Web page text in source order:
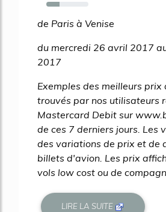
32%
de Paris à Venise
du mercredi 26 avril 2017
2017
Exemples des meilleurs
trouvés par nos utilisateurs
Mastercard Debit sur
de ces 7 derniers jours. Les
des variations de prix et de
billets d'avion. Les prix
vols low cost ou de
LIRE LA SUITE